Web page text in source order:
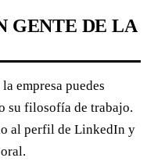
GENTE DE LA
empresa puedes
su filosofía de trabajo.
al perfil de LinkedIn y